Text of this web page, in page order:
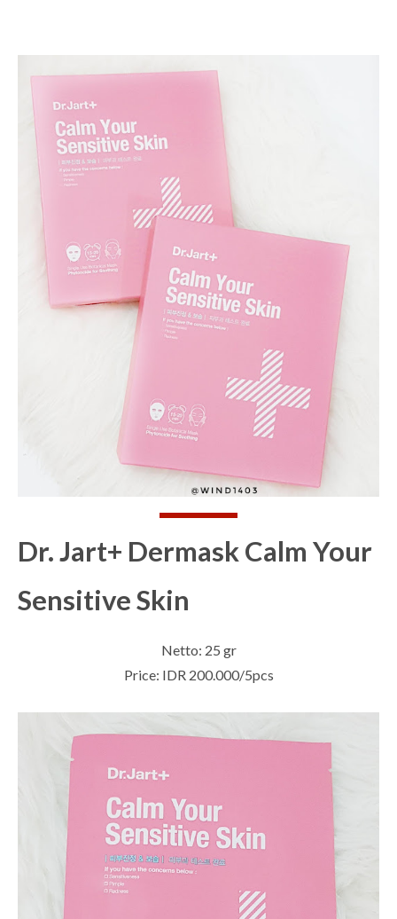
Dr. Jart+ Dermask Calm Your
Sensitive Skin
Netto: 25 gr
Price: IDR 200.000/5pcs